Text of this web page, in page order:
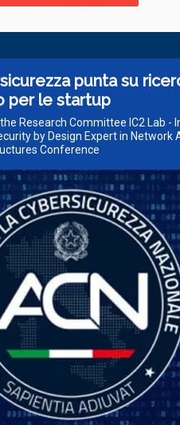
punta su
per le startup
Research Committee IC2 Lab -
by Design Expert in Network
Conference